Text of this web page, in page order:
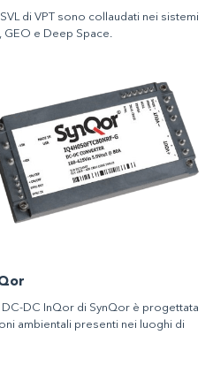
di VPT sono collaudati nei sistemi
GEO e Deep Space.
DC-DC InQor di SynQor è progettata
ambientali presenti nei luoghi di